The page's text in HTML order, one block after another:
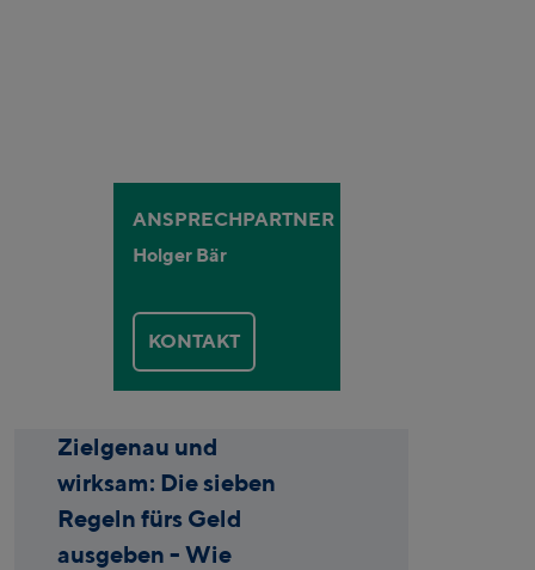
ANSPRECHPARTNER
Holger Bär
KONTAKT
Zielgenau und
wirksam: Die sieben
Regeln fürs Geld
ausgeben - Wie